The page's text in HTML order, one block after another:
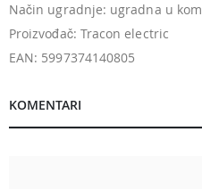
Način ugradnje: ugradna u
Proizvođač: Tracon electric
EAN: 5997374140805
KOMENTARI